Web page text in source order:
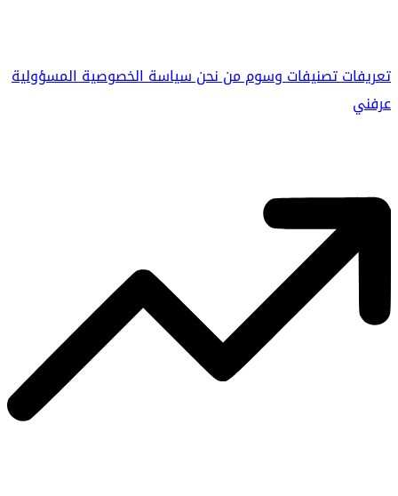
تعريفاتتصنيفاتوسوممن نحنسياسة الخصوصيةالمسؤولية
عرفني